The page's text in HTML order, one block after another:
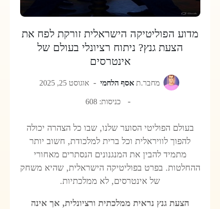
מדוע הפוליטיקה הישראלית זורקת לפח את
הצעת גנץ? ניתוח רציונלי בעולם של
אינטרסים
מחבר.ת אסף הלחמי אוגוסט 25, 2025
כניסות: 608
בעולם הפוליטי הסוער שלנו, שבו כל הצהרה יכולה
להפוך לוויראלית וכל ברית למלכודת, חשוב יותר
מתמיד להבין את המנגנונים הנסתרים מאחורי
ההחלטות. בפרט בפוליטיקה הישראלית, שהיא משחק
של אינטרסים, לא ממלכתיות.
הצעת גנץ נראית ממלכתית ורציונלית, אך אינה